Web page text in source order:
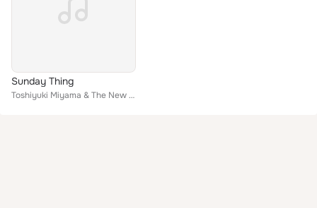
Sunday Thing
Toshiyuki Miyama & The New Herd